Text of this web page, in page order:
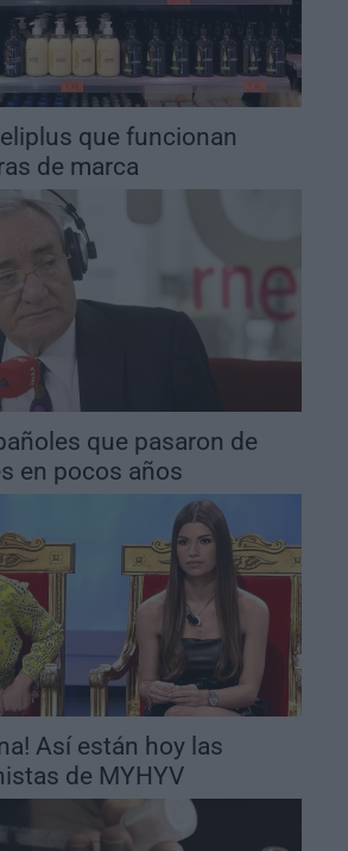
que funcionan
de marca
que pasaron de
en pocos años
Así están hoy las
de MYHYV